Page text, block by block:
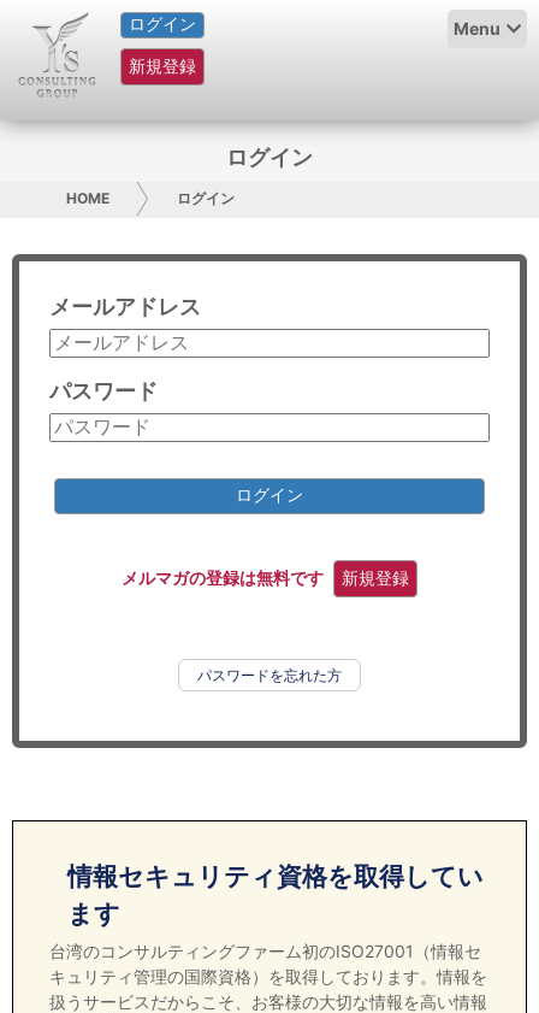
ログイン
新規登録
Menu
HOME
サービス紹介
グループ概要
採用情報
お問い合わせ
コンサルティング
リサーチ
ログイン
HOME ログイン
メールアドレス
パスワード
ログイン
メルマガの登録は無料です 新規登録
パスワードを忘れた方
情報セキュリティ資格を取得してい
ます
台湾のコンサルティングファーム初のISO27001（情報セ
キュリティ管理の国際資格）を取得しております。情報を
扱うサービスだからこそ、お客様の大切な情報を高い情報